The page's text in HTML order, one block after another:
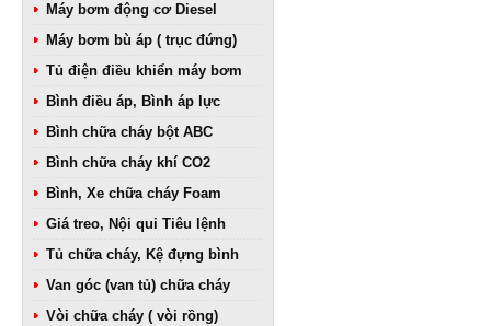
Máy bơm động cơ Diesel
Máy bơm bù áp ( trục đứng)
Tủ điện điều khiển máy bơm
Bình điều áp, Bình áp lực
Bình chữa cháy bột ABC
Bình chữa cháy khí CO2
Bình, Xe chữa cháy Foam
Giá treo, Nội qui Tiêu lệnh
Tủ chữa cháy, Kệ đựng bình
Van góc (van tủ) chữa cháy
Vòi chữa cháy ( vòi rồng)